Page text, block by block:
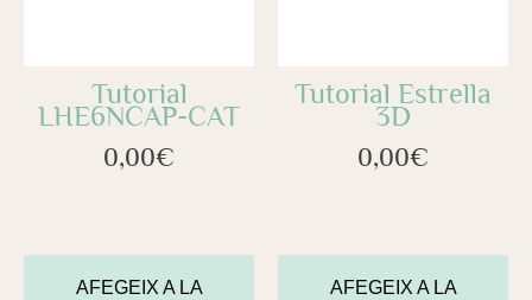
Tutorial
LHE6NCAP-CAT
0,00€
AFEGEIX A LA
Tutorial Estrella
3D
0,00€
AFEGEIX A LA